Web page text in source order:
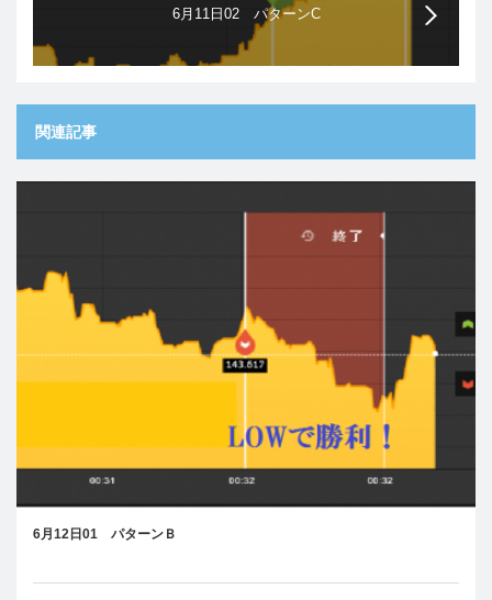
6月11日02 パターンC
関連記事
6月12日01 パターンＢ